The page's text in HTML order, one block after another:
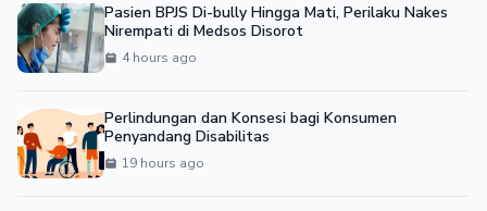
Pasien BPJS Di-bully Hingga Mati, Perilaku Nakes
Nirempati di Medsos Disorot
4 hours ago
Perlindungan dan Konsesi bagi Konsumen
Penyandang Disabilitas
19 hours ago